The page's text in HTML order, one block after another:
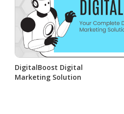
DigitalBoost Digital
Marketing Solution